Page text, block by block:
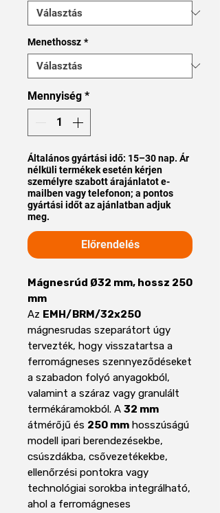
Menethossz *
Mennyiség *
Általános gyártási idő: 15–30 nap. Ár
nélküli termékek esetén kérjen
személyre szabott árajánlatot e-
mailben vagy telefonon; a pontos
gyártási időt az ajánlatban adjuk
meg.
Előrendelés
Mágnesrúd Ø32 mm, hossz 250
mm
Az EMH/BRM/32x250
mágnesrudas szeparátort úgy
tervezték, hogy visszatartsa a
ferromágneses szennyeződéseket
a szabadon folyó anyagokból,
valamint a száraz vagy granulált
termékáramokból. A 32 mm
átmérőjű és 250 mm hosszúságú
modell ipari berendezésekbe,
csúszdákba, csővezetékekbe,
ellenőrzési pontokra vagy
technológiai sorokba integrálható,
ahol a ferromágneses